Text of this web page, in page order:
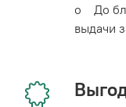
o До
выдачи